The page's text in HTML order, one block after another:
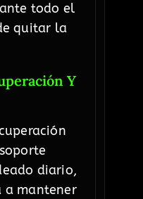
todo el
quitar la
Y
diario,
a mantener